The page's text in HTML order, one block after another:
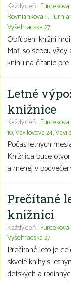
Každý deň | Furdekova
Rovniankova 3,
Vyšehradská 27
Obľúbení knižní
Mať so sebou vždy
knihu na čítanie pre
Letné
knižnice
Každý deň | Furdekova
10,Vavilovova 24,
Počas letných
Knižnica bude
a menej v
Prečítané
knižnici
Každý deň | Furdekova
Vyšehradská 27
Prečítané leto je
skvelé knihy s
detských a